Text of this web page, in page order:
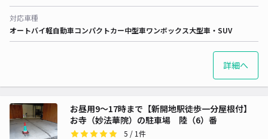
対応車種
オートバイ軽自動車コンパクトカー中型車ワンボックス大型車・SUV
詳細へ
お昼用9〜17時まで【新開地駅徒歩一分屋根付】
お寺（妙法華院）の駐車場 陸（6）番
5 / 1件